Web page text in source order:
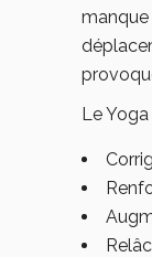
manque
Le